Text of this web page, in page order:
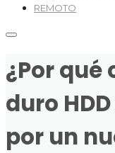
REMOTO
¿Por qué
duro
por un